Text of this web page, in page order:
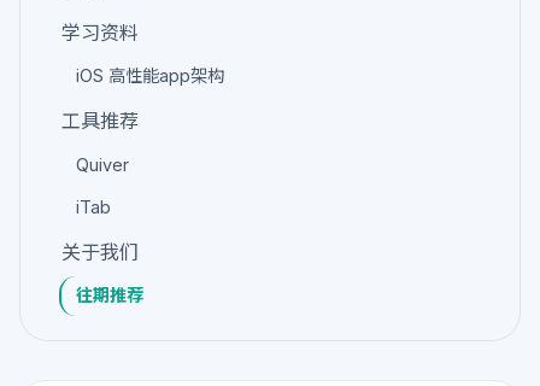
学习资料
iOS 高性能app架构
工具推荐
Quiver
iTab
关于我们
往期推荐